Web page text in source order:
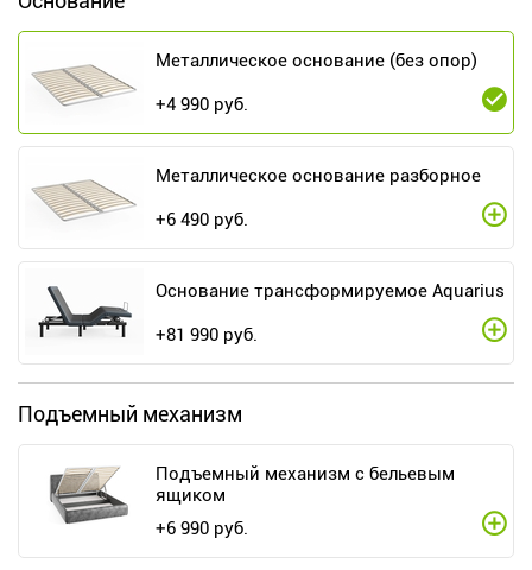
Металлическое основание (без опор)
+4 990 руб.
Металлическое основание разборное
+6 490 руб.
Основание трансформируемое Aquarius
+81 990 руб.
Подъемный механизм
Подъемный механизм с бельевым
ящиком
+6 990 руб.